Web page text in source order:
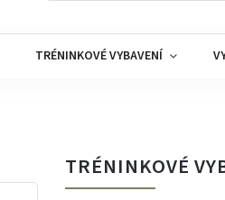
TRÉNINKOVÉ VYBAVENÍ
TRÉNINKOVÉ